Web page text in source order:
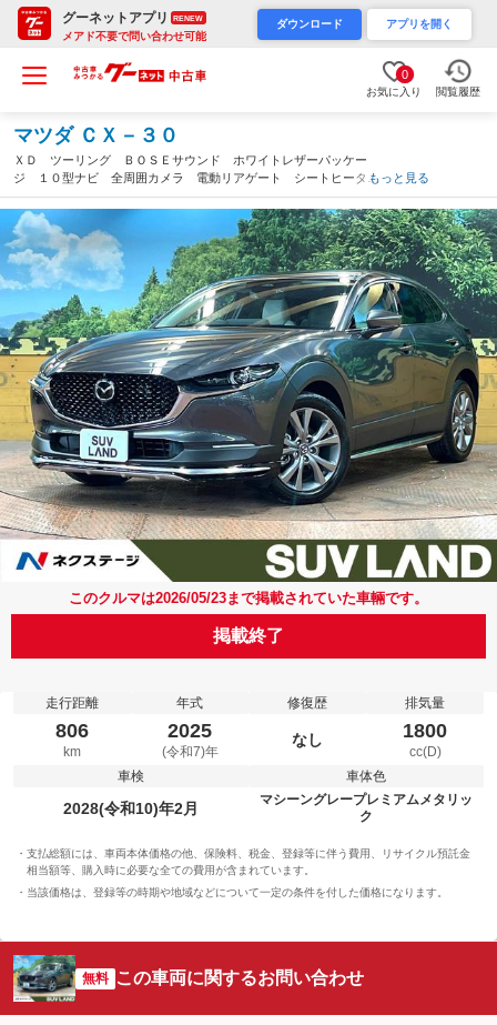
グーネットアプリ RENEW
メアド不要で問い合わせ可能
ダウンロード アプリを開く
0
お気に入り 閲覧履歴
マツダ ＣＸ－３０
ＸＤ ツーリング ＢＯＳＥサウンド ホワイトレザーパッケー
ジ １０型ナビ 全周囲カメラ 電動リアゲート シートヒータ
ー スマートブレーキ ブラインドスポットモニター レーダーク
ルーズ パワーシート ＥＴＣ Ｂｌｕｅｔｏ（千葉県）
もっと見る
このクルマは2026/05/23まで掲載されていた車輛です。
掲載終了
走行距離
806
km
年式
2025
(令和7)年
修復歴
なし
排気量
1800
cc(D)
車検
2028(令和10)年2月
車体色
マシーングレープレミアムメタリッ
ク
支払総額には、車両本体価格の他、保険料、税金、登録等に伴う費用、リサイクル預託金
相当額等、購入時に必要な全ての費用が含まれています。
当該価格は、登録等の時期や地域などについて一定の条件を付した価格になります。
無料 この車両に関するお問い合わせ